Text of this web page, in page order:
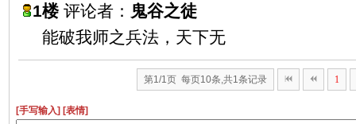
1楼评论者： 鬼谷之徒
能破我师之兵法，天下无
第1/1页 每页10条,共1条记录 1
[手写输入] [表情]